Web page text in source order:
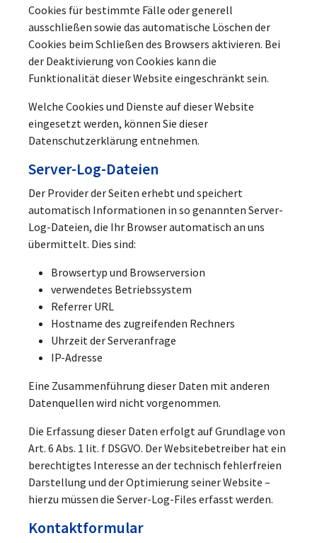
Cookies für bestimmte Fälle oder generell
ausschließen sowie das automatische Löschen der
Cookies beim Schließen des Browsers aktivieren. Bei
der Deaktivierung von Cookies kann die
Funktionalität dieser Website eingeschränkt sein.
Welche Cookies und Dienste auf dieser Website
eingesetzt werden, können Sie dieser
Datenschutzerklärung entnehmen.
Server-Log-Dateien
Der Provider der Seiten erhebt und speichert
automatisch Informationen in so genannten Server-
Log-Dateien, die Ihr Browser automatisch an uns
übermittelt. Dies sind:
Browsertyp und Browserversion
verwendetes Betriebssystem
Referrer URL
Hostname des zugreifenden Rechners
Uhrzeit der Serveranfrage
IP-Adresse
Eine Zusammenführung dieser Daten mit anderen
Datenquellen wird nicht vorgenommen.
Die Erfassung dieser Daten erfolgt auf Grundlage von
Art. 6 Abs. 1 lit. f DSGVO. Der Websitebetreiber hat ein
berechtigtes Interesse an der technisch fehlerfreien
Darstellung und der Optimierung seiner Website –
hierzu müssen die Server-Log-Files erfasst werden.
Kontaktformular